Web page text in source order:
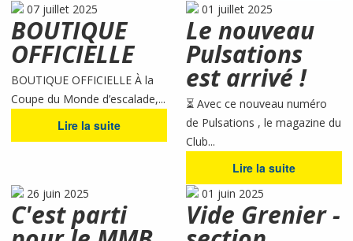
07 juillet 2025
BOUTIQUE
OFFICIELLE
BOUTIQUE OFFICIELLE À la
Coupe du Monde d’escalade,...
Lire la suite
01 juillet 2025
Le nouveau
Pulsations
est arrivé !
⏳ Avec ce nouveau numéro
de Pulsations , le magazine du
Club...
Lire la suite
26 juin 2025
C'est parti
01 juin 2025
Vide Grenier -